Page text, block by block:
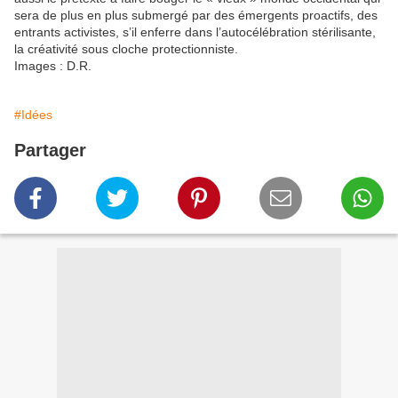
sera de plus en plus submergé par des émergents proactifs, des
entrants activistes, s’il enferre dans l’autocélébration stérilisante,
la créativité sous cloche protectionniste.
Images : D.R.
#Idées
Partager